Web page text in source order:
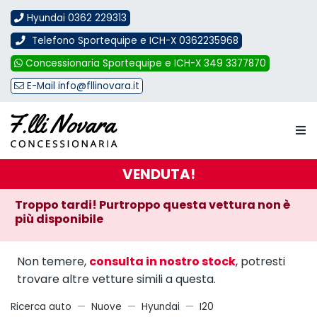
Hyundai 0362 229313
Telefono Sportequipe e ICH-X 0362235968
Concessionaria Sportequipe e ICH-X 349 3377870
E-Mail info@fllinovara.it
VENDUTA!
Troppo tardi! Purtroppo questa vettura non è
più disponibile
Non temere, consulta in nostro stock, potresti
trovare altre vetture simili a questa.
Ricerca auto Nuove Hyundai I20